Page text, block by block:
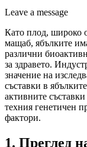
Leave a message
Като плод, широко
мащаб, ябълките
различни
за здравето.
значение на
съставки в
активните
техния генетичен
фактори.
1. Преглед